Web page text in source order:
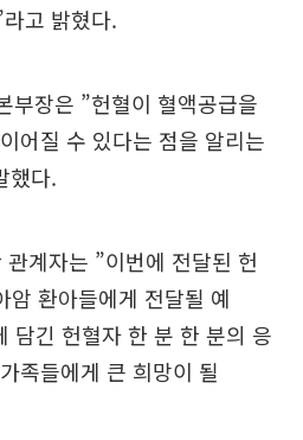
고 밝혔다.
부장은 ”헌혈이 혈액공급을
어질 수 있다는 점을 알리는
했다.
계자는 ”이번에 전달된 헌
암 환아들에게 전달될 예
담긴 헌혈자 한 분 한 분의 응
족들에게 큰 희망이 될